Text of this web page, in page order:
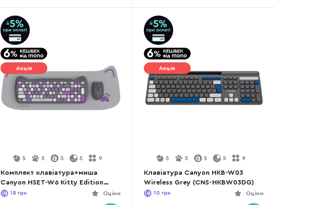
Акція
5 5 5 5 9
Комплект клавіатура+миша
Canyon HSET-W6 Kitty Edition
Wireless Violet (CNS-HSETW6VT)
Оціни
18 грн
Акція
5 5 5 5 9
Клавіатура Canyon HKB-W03
Wireless Grey (CNS-HKBW03DG)
Оціни
10 грн